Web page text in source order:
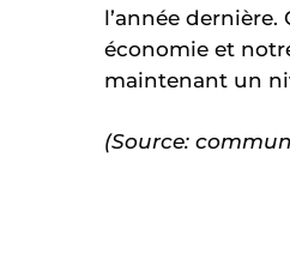
l’année
économie et
maintenant un
(Source: